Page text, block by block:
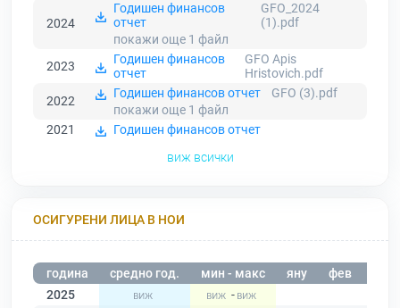
2024
Годишен финансов
отчет
GFO_2024
(1).pdf
покажи още 1 файл
2023
Годишен финансов
отчет
GFO Apis
Hristovich.pdf
2022
Годишен финансов отчет
GFO (3).pdf
покажи още 1 файл
2021
Годишен финансов отчет
виж всички
ОСИГУРЕНИ ЛИЦА В НОИ
година средно год. мин - макс яну фев
2025
-